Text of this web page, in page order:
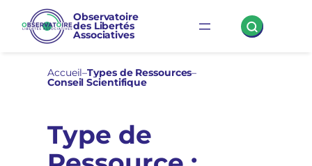
Observatoire
des Libertés
Associatives
Accueil–Types de Ressources–
Conseil Scientifique
Type de